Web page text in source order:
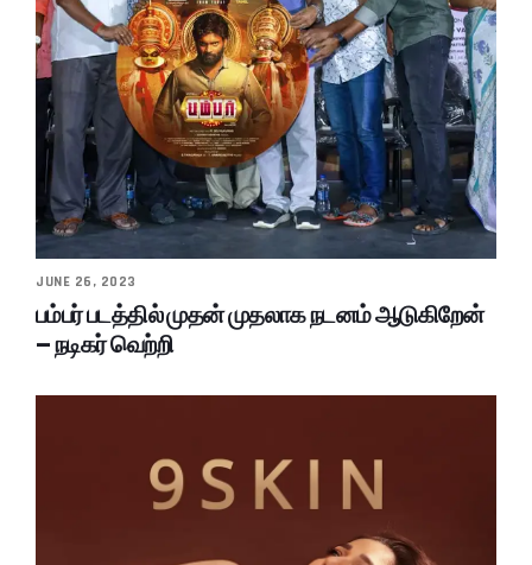
JUNE 26, 2023
பம்பர் படத்தில் முதன் முதலாக நடனம் ஆடுகிறேன்
– நடிகர் வெற்றி